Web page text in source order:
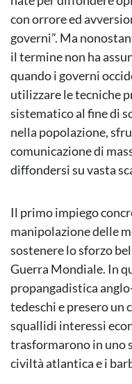
con orrore ed
governi”. Ma
il termine non ha
quando i governi
utilizzare le tecniche
sistematico al fine di
nella popolazione,
comunicazione di
diffondersi su vasta
Il primo impiego
manipolazione delle
sostenere lo sforzo
Guerra Mondiale. In
propangadistica
tedeschi e presero un
squallidi interessi
trasformarono in uno
civiltà atlantica e i